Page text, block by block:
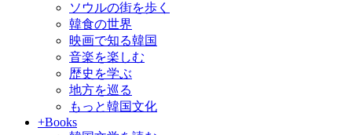
ソウルの街を歩く
韓食の世界
映画で知る韓国
音楽を楽しむ
歴史を学ぶ
地方を巡る
もっと韓国文化
+Books